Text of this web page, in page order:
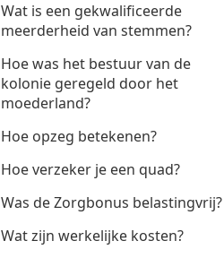
Wat is een gekwalificeerde
meerderheid van stemmen?
Hoe was het bestuur van de
kolonie geregeld door het
moederland?
Hoe opzeg betekenen?
Hoe verzeker je een quad?
Was de Zorgbonus belastingvrij?
Wat zijn werkelijke kosten?